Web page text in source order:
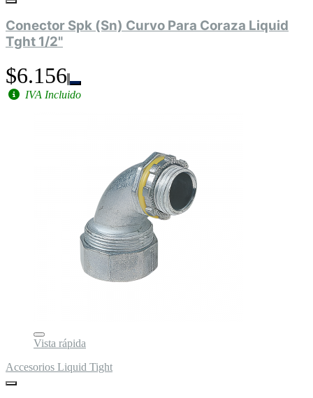
Conector Spk (Sn) Curvo Para Coraza Liquid
Tght 1/2"
$6.156
IVA Incluido
Vista rápida
Accesorios Liquid Tight